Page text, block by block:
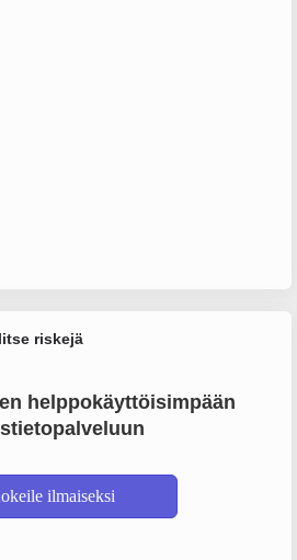
riskejä
helppokäyttöisimpään
ilmaiseksi